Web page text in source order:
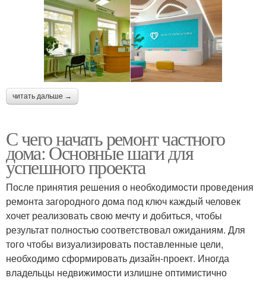
читать дальше →
С чего начать ремонт частного
дома: Основные шаги для
успешного проекта
После принятия решения о необходимости проведения
ремонта загородного дома под ключ каждый человек
хочет реализовать свою мечту и добиться, чтобы
результат полностью соответствовал ожиданиям. Для
того чтобы визуализировать поставленные цели,
необходимо сформировать дизайн-проект. Иногда
владельцы недвижимости излишне оптимистично